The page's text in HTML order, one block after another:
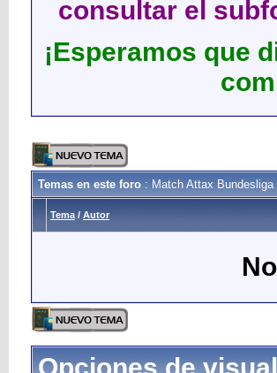
consultar el
¡Esperamos que
Temas en este foro : Match Attax Bundesliga
Tema / Autor